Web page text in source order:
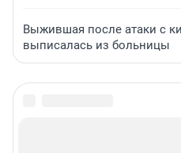
Выжившая после атаки с
выписалась из больницы